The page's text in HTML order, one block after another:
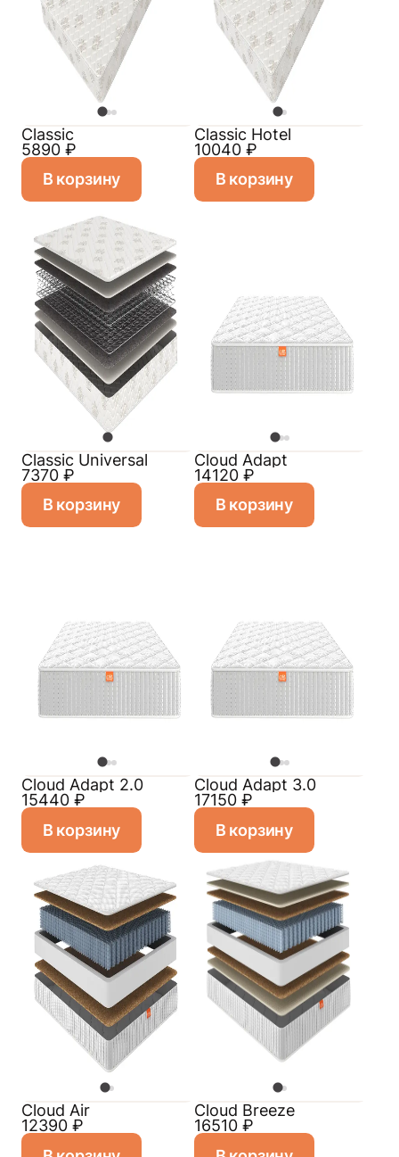
Classic
5890 ₽
В корзину
Classic Hotel
10040 ₽
В корзину
Classiс Universal
7370 ₽
В корзину
Cloud Adapt
14120 ₽
В корзину
Cloud Adapt 2.0
15440 ₽
В корзину
Cloud Adapt 3.0
17150 ₽
В корзину
Cloud Air
12390 ₽
Cloud Breeze
16510 ₽